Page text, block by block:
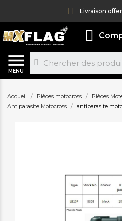
Livraison
MENU
Accueil Pièces motocross Pièces
Antiparasite Motocross
antiparasite